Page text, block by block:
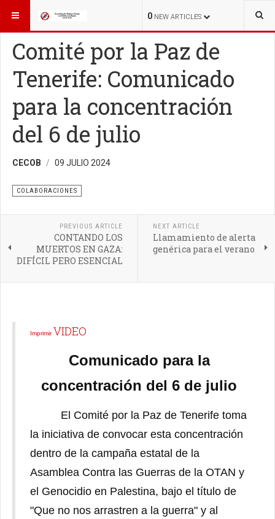
0 NEW ARTICLES
ESTÁ AQUÍ: COLABORACIONES COLABORACIONES
Comité por la Paz de
Tenerife: Comunicado
para la concentración
del 6 de julio
CECOB 09 JULIO 2024
COLABORACIONES
PREVIOUS ARTICLE
CONTANDO LOS
MUERTOS EN GAZA:
DIFÍCIL PERO ESENCIAL
NEXT ARTICLE
Llamamiento de alerta
genérica para el verano
ImprimirVIDEO
Comunicado para la
concentración del 6 de julio
El Comité por la Paz de Tenerife toma
la iniciativa de convocar esta concentración
dentro de la campaña estatal de la
Asamblea Contra las Guerras de la OTAN y
el Genocidio en Palestina, bajo el título de
"Que no nos arrastren a la guerra" y al